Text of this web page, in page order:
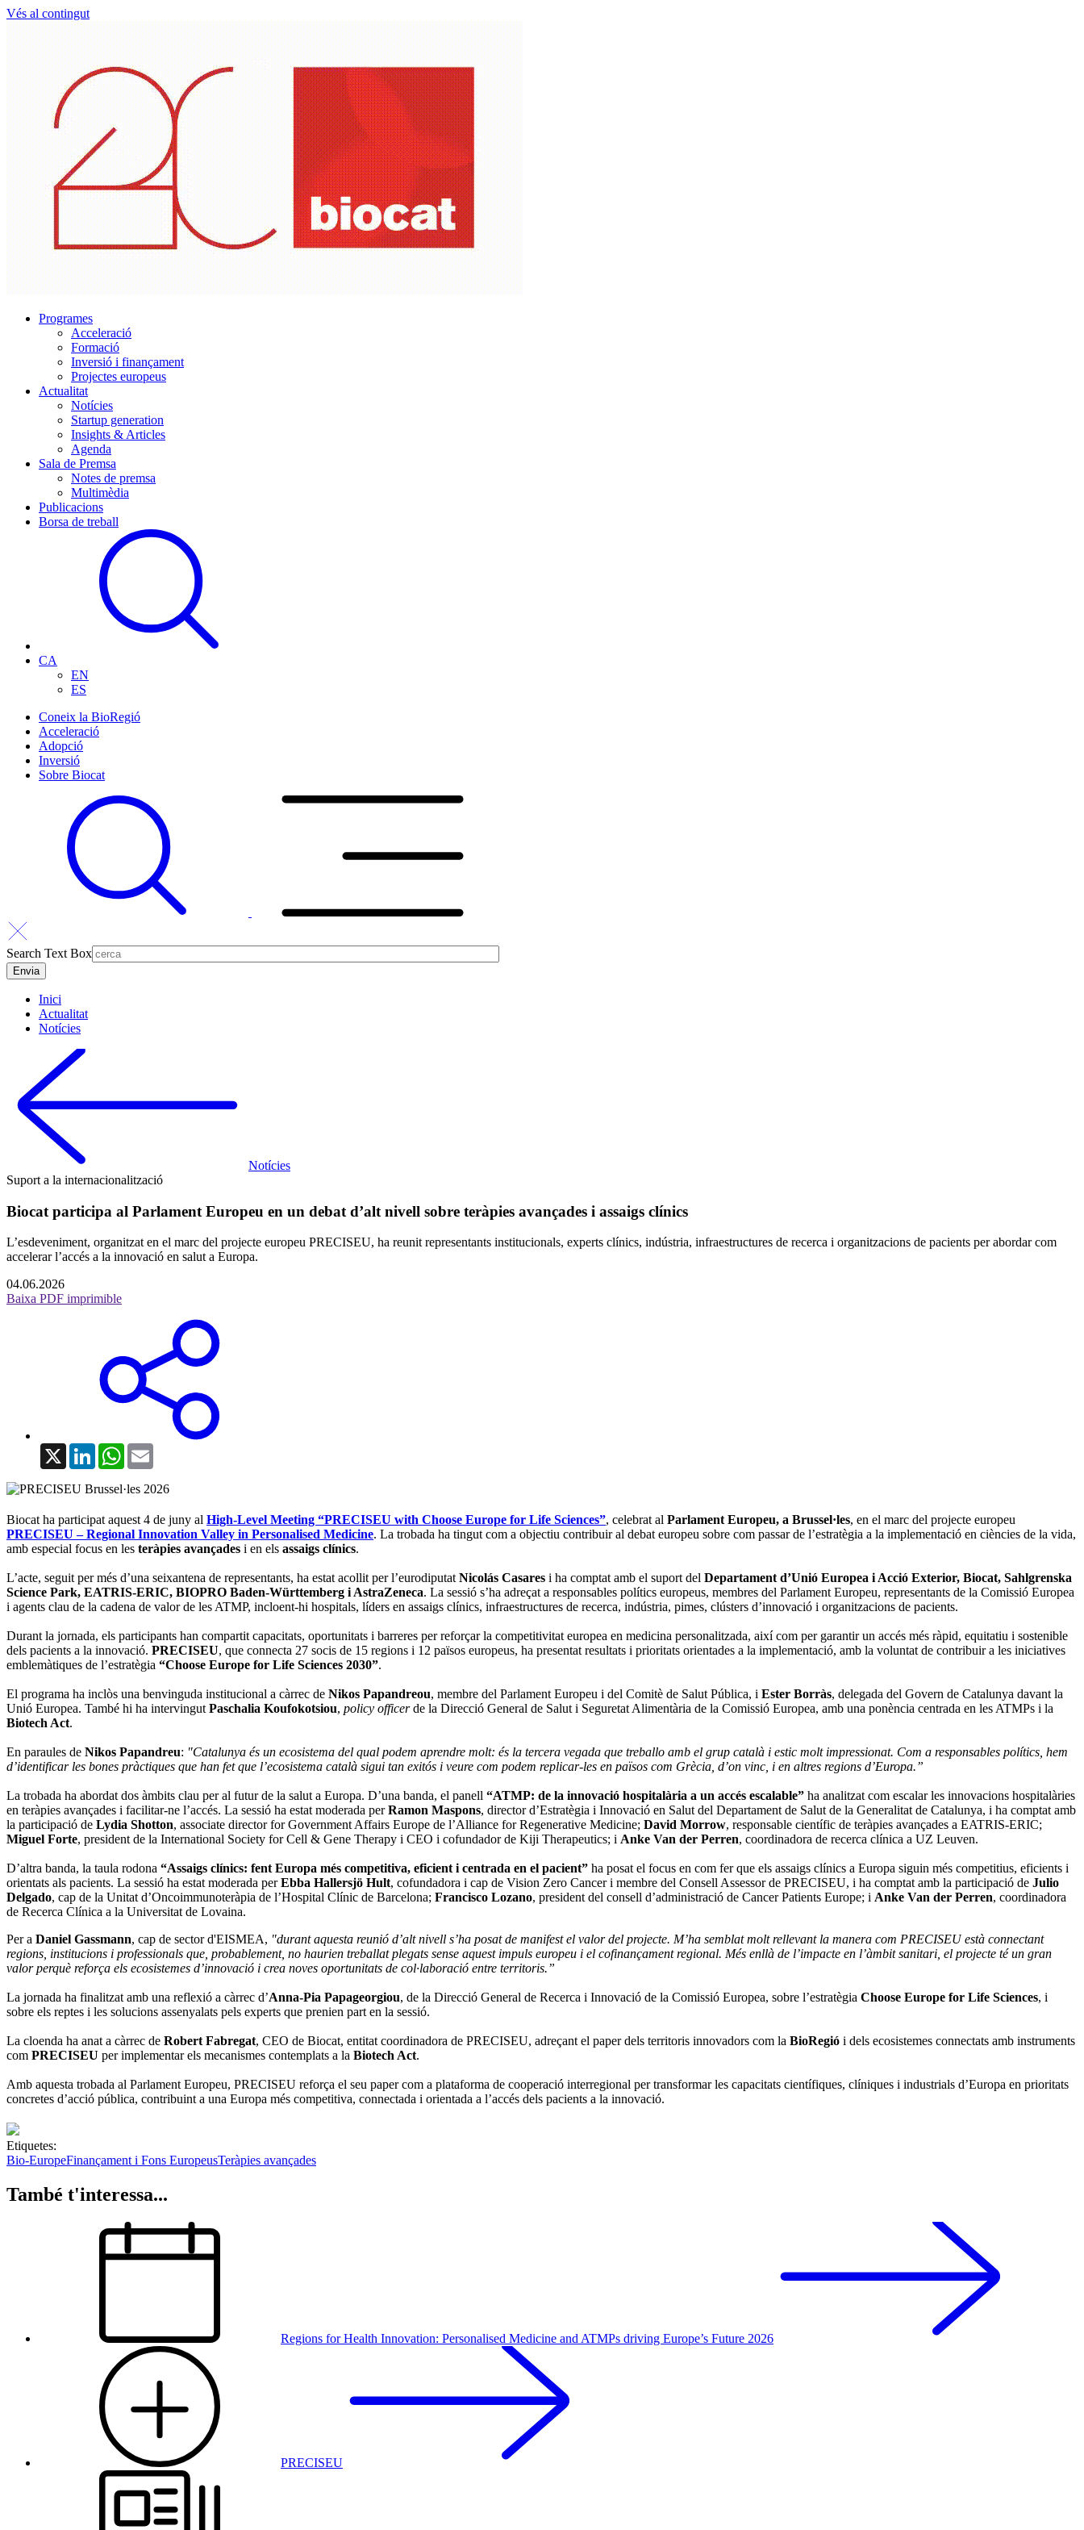
Vés al contingut
Programes
Acceleració
Formació
Inversió i finançament
Projectes europeus
Actualitat
Notícies
Startup generation
Insights & Articles
Agenda
Sala de Premsa
Notes de premsa
Multimèdia
Publicacions
Borsa de treball
CA
EN
ES
Coneix la BioRegió
Acceleració
Adopció
Inversió
Sobre Biocat
Search Text Box
Inici
Actualitat
Notícies
Notícies
Suport a la internacionalització
Biocat participa al Parlament Europeu en un debat d’alt nivell sobre teràpies avançades i assaigs clínics
L’esdeveniment, organitzat en el marc del projecte europeu PRECISEU, ha reunit representants institucionals, experts clínics, indústria, infraestructures de recerca i organitzacions de pacients per abordar com
accelerar l’accés a la innovació en salut a Europa.
04.06.2026
Baixa PDF imprimible
X LinkedInWhatsApp
Biocat ha participat aquest 4 de juny al High-Level Meeting “PRECISEU with Choose Europe for Life Sciences”, celebrat al Parlament Europeu, a Brussel·les, en el marc del projecte europeu
PRECISEU – Regional Innovation Valley in Personalised Medicine. La trobada ha tingut com a objectiu contribuir al debat europeu sobre com passar de l’estratègia a la implementació en ciències de la vida,
amb especial focus en les teràpies avançades i en els assaigs clínics.
L’acte, seguit per més d’una seixantena de representants, ha estat acollit per l’eurodiputat Nicolás Casares i ha comptat amb el suport del Departament d’Unió Europea i Acció Exterior, Biocat, Sahlgrenska
Science Park, EATRIS-ERIC, BIOPRO Baden-Württemberg i AstraZeneca. La sessió s’ha adreçat a responsables polítics europeus, membres del Parlament Europeu, representants de la Comissió Europea
i agents clau de la cadena de valor de les ATMP, incloent-hi hospitals, líders en assaigs clínics, infraestructures de recerca, indústria, pimes, clústers d’innovació i organitzacions de pacients.
Durant la jornada, els participants han compartit capacitats, oportunitats i barreres per reforçar la competitivitat europea en medicina personalitzada, així com per garantir un accés més ràpid, equitatiu i sostenible
dels pacients a la innovació. PRECISEU, que connecta 27 socis de 15 regions i 12 països europeus, ha presentat resultats i prioritats orientades a la implementació, amb la voluntat de contribuir a les iniciatives
emblemàtiques de l’estratègia “Choose Europe for Life Sciences 2030”.
El programa ha inclòs una benvinguda institucional a càrrec de Nikos Papandreou, membre del Parlament Europeu i del Comitè de Salut Pública, i Ester Borràs, delegada del Govern de Catalunya davant la
Unió Europea. També hi ha intervingut Paschalia Koufokotsiou, policy officerde la Direcció General de Salut i Seguretat Alimentària de la Comissió Europea, amb una ponència centrada en les ATMPs i la
Biotech Act.
En paraules de Nikos Papandreu: "Catalunya és un ecosistema del qual podem aprendre molt: és la tercera vegada que treballo amb el grup català i estic molt impressionat. Com a responsables polítics, hem
d’identificar les bones pràctiques que han fet que l’ecosistema català sigui tan exitós i veure com podem replicar-les en països com Grècia, d’on vinc, i en altres regions d’Europa.”
La trobada ha abordat dos àmbits clau per al futur de la salut a Europa. D’una banda, el panell “ATMP: de la innovació hospitalària a un accés escalable” ha analitzat com escalar les innovacions hospitalàries
en teràpies avançades i facilitar-ne l’accés. La sessió ha estat moderada perRamon Maspons, director d’Estratègia i Innovació en Salut del Departament de Salut de la Generalitat de Catalunya, i ha comptat amb
la participació de Lydia Shotton, associate director for Government Affairs Europe de l’Alliance for Regenerative Medicine; David Morrow, responsable científic de teràpies avançades a EATRIS-ERIC;
Miguel Forte, president de la International Society for Cell & Gene Therapy i CEO i cofundador de Kiji Therapeutics; i Anke Van der Perren, coordinadora de recerca clínica a UZ Leuven.
D’altra banda, la taula rodona “Assaigs clínics: fent Europa més competitiva, eficient i centrada en el pacient” ha posat el focus en com fer que els assaigs clínics a Europa siguin més competitius, eficients i
orientats als pacients. La sessió ha estat moderada perEbba Hallersjö Hult, cofundadora i cap de Vision Zero Cancer i membre del Consell Assessor de PRECISEU, i ha comptat amb la participació de Julio
Delgado, cap de la Unitat d’Oncoimmunoteràpia de l’Hospital Clínic de Barcelona; Francisco Lozano, president del consell d’administració de Cancer Patients Europe; i Anke Van der Perren, coordinadora
de Recerca Clínica a la Universitat de Lovaina.
Per a Daniel Gassmann, cap de sector d'EISMEA, "durant aquesta reunió d’alt nivell s’ha posat de manifest el valor del projecte. M’ha semblat molt rellevant la manera com PRECISEU està connectant
regions, institucions i professionals que, probablement, no haurien treballat plegats sense aquest impuls europeu i el cofinançament regional. Més enllà de l’impacte en l’àmbit sanitari, el projecte té un gran
valor perquè reforça els ecosistemes d’innovació i crea noves oportunitats de col·laboració entre territoris.”
La jornada ha finalitzat amb una reflexió a càrrec d’Anna-Pia Papageorgiou, de la Direcció General de Recerca i Innovació de la Comissió Europea, sobre l’estratègia Choose Europe for Life Sciences, i
sobre els reptes i les solucions assenyalats pels experts que prenien part en la sessió.
La cloenda ha anat a càrrec de Robert Fabregat, CEO de Biocat, entitat coordinadora de PRECISEU, adreçant el paper dels territoris innovadors com la BioRegió i dels ecosistemes connectats amb instruments
com PRECISEU per implementar els mecanismes contemplats a la Biotech Act.
Amb aquesta trobada al Parlament Europeu, PRECISEU reforça el seu paper com a plataforma de cooperació interregional per transformar les capacitats científiques, clíniques i industrials d’Europa en prioritats
concretes d’acció pública, contribuint a una Europa més competitiva, connectada i orientada a l’accés dels pacients a la innovació.
Etiquetes:
Bio-EuropeFinançament i Fons EuropeusTeràpies avançades
També t'interessa...
Regions for Health Innovation: Personalised Medicine and ATMPs driving Europe’s Future 2026
PRECISEU